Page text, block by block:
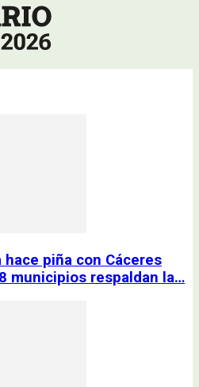
hace piña con Cáceres
municipios respaldan la…